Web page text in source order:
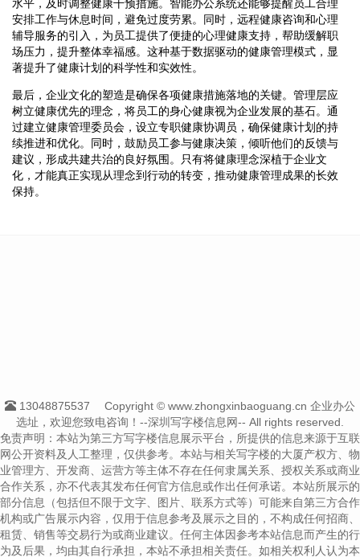
水平，及时调整健康干预措施。智能办公系统还能够提醒员工合理
安排工作与休息时间，避免过度劳累。同时，远程健康咨询和心理
辅导服务的引入，为员工提供了便捷的心理健康支持，帮助缓解职
场压力，提升整体幸福感。这种基于数据驱动的健康管理模式，显
著提升了健康计划的科学性和实效性。
最后，企业文化的塑造是确保各项健康措施落地的关键。管理层应
树立健康优先的理念，将员工的身心健康视为企业发展的基石。通
过建立健康管理委员会，设立专职健康协调员，确保健康计划的持
续推进和优化。同时，鼓励员工参与健康决策，倾听他们的反馈与
建议，形成共建共治的良好氛围。只有将健康理念深植于企业文
化，才能真正实现从理念到行动的转变，推动健康管理成果的长效
保持。
13048875537
Copyright © www.zhongxinbaoguang.cn 企业办公
选址，欢迎您致电咨询！--深圳写字楼信息网-- All rights reserved.
免责声明：本站为第三方写字楼信息展示平台，所提供的信息来源于互联
网公开资料及人工整理，仅供参考。本站与相关写字楼的大厦产权方、物
业管理方、开发商、运营方等主体不存在任何隶属关系、授权关系或商业
合作关系，亦不代表其发布任何官方信息或作出任何承诺。本站所展示的
部分信息（包括但不限于文字、图片、联系方式等）可能来自第三方合作
机构或广告展示内容，仅用于信息参考及展示之目的，不构成任何招商、
租赁、销售等交易行为或商业建议。任何主体因参考本站信息而产生的行
为及后果，均由其自行承担，本站不承担相关责任。如相关权利人认为本